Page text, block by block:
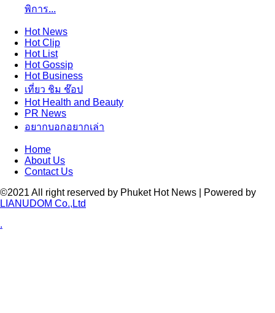
พิการ...
HotNews
HotClip
HotList
HotGossip
HotBusiness
เที่ยว ชิม ช๊อป
HotHealth and Beauty
PR News
อยากบอกอยากเล่า
Home
About Us
Contact Us
©2021 All right reserved by Phuket Hot News | Powered by
LIANUDOM Co.,Ltd
.